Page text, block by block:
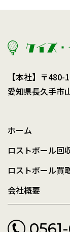
【本社】〒480-
愛知県長久手市
ホーム
ロストボール回
ロストボール買
会社概要